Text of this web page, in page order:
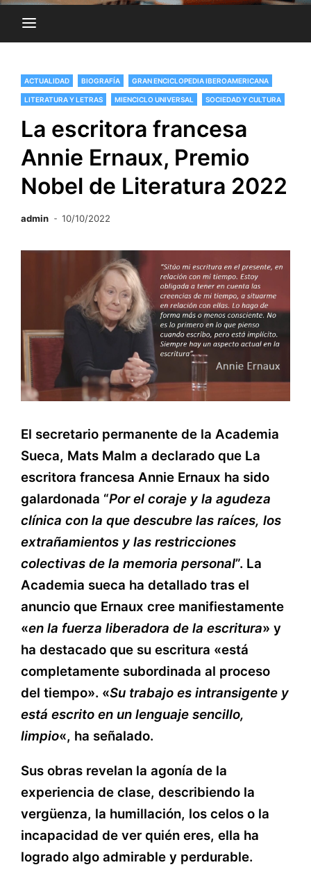
ACTUALIDAD BIOGRAFÍA GRAN ENCICLOPEDIA IBEROAMERICANA
LITERATURA Y LETRAS MIENCICLO UNIVERSAL SOCIEDAD Y CULTURA
La escritora francesa
Annie Ernaux, Premio
Nobel de Literatura 2022
admin 10/10/2022
El secretario permanente de la Academia
Sueca, Mats Malm a declarado que La
escritora francesa Annie Ernaux ha sido
galardonada “Por el coraje y la agudeza
clínica con la que descubre las raíces, los
extrañamientos y las restricciones
colectivas de la memoria personal”. La
Academia sueca ha detallado tras el
anuncio que Ernaux cree manifiestamente
«en la fuerza liberadora de la escritura» y
ha destacado que su escritura «está
completamente subordinada al proceso
del tiempo». «Su trabajo es intransigente y
está escrito en un lenguaje sencillo,
limpio«, ha señalado.
Sus obras revelan la agonía de la
experiencia de clase, describiendo la
vergüenza, la humillación, los celos o la
incapacidad de ver quién eres, ella ha
logrado algo admirable y perdurable.